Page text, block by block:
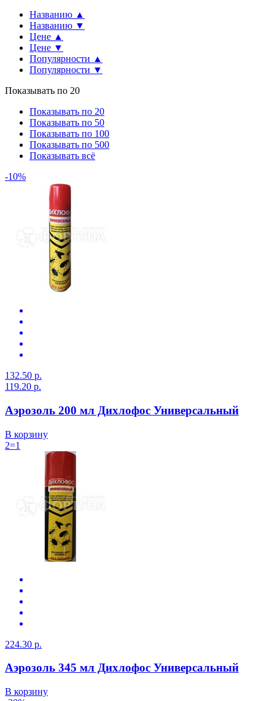
Названию ▲
Названию ▼
Цене ▲
Цене ▼
Популярности ▲
Популярности ▼
Показывать по 20
Показывать по 20
Показывать по 50
Показывать по 100
Показывать по 500
Показывать всё
-10%
132.50 р.
119.20 р.
Аэрозоль 200 мл Дихлофос Универсальный
В корзину
2=1
224.30 р.
Аэрозоль 345 мл Дихлофос Универсальный
В корзину